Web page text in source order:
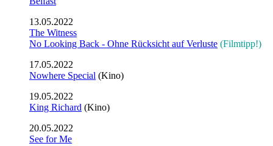
13.05.2022
The Witness
No Looking Back - Ohne Rücksicht auf Verluste (Filmtipp!)
17.05.2022
Nowhere Special (Kino)
19.05.2022
King Richard (Kino)
20.05.2022
See for Me